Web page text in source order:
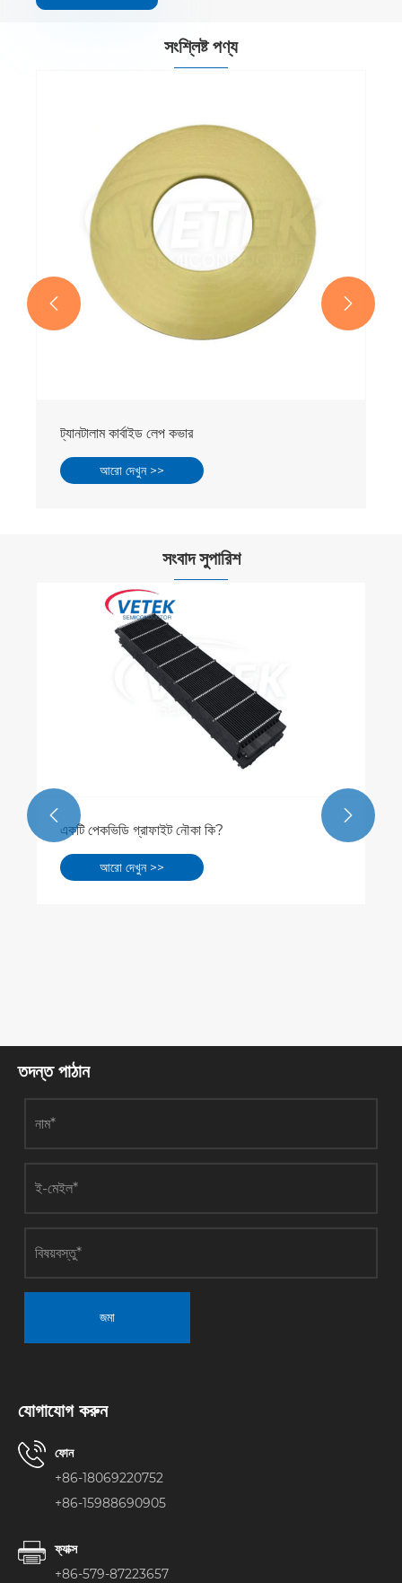
সংশ্লিষ্ট পণ্য
ট্যানটালাম কার্বাইড লেপযুক্ত কভার
আরো দেখুন >>
 
সংবাদ সুপারিশ
সেমিকন্ডাক্টর শিল্পে 3D প্রিন্টিং প্রযুক্তির অনুসন্ধানমূলক
আরো দেখুন >>
 
তদন্ত পাঠান
জমা
যোগাযোগ করুন
ফোন
+86-18069220752
+86-15988690905
ফ্যাক্স
+86-579-87223657